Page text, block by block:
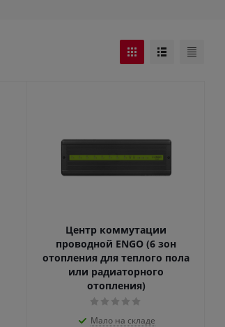
Центр коммутации
проводной ENGO (6 зон
отопления для теплого пола
или радиаторного
отопления)
Мало на складе